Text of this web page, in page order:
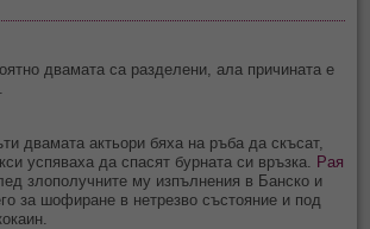
двамата са разделени, ала причината е
двамата актьори бяха на ръба да скъсат,
успяваха да спасят бурната си връзка.
Рая
злополучните му изпълнения в Банско и
за шофиране в нетрезво състояние и под